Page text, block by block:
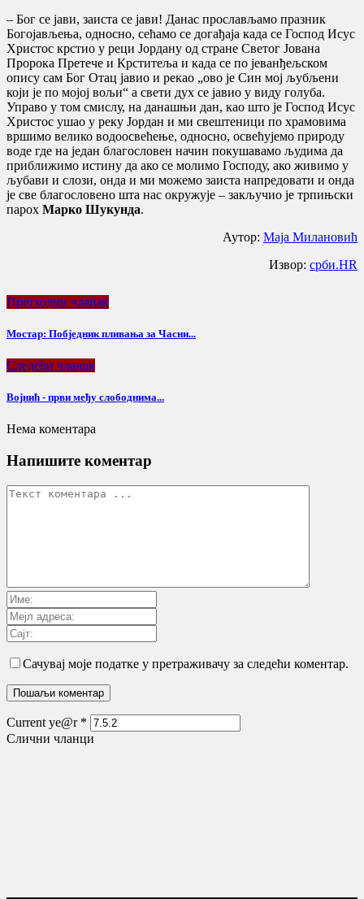
– Бог се јави, заиста се јави! Данас прослављамо празник
Богојављења, односно, сећамо се догађаја када се Господ Исус
Христос крстио у реци Јордану од стране Светог Јована
Пророка Претече и Крститеља и када се по јеванђељском
опису сам Бог Отац јавио и рекао „ово је Син мој љубљени
који је по мојој вољи“ а свети дух се јавио у виду голуба.
Управо у том смислу, на данашњи дан, као што је Господ Исус
Христос ушао у реку Јордан и ми свештеници по храмовима
вршимо велико водоосвећење, односно, освећујемо природу
воде где на један благословен начин покушавамо људима да
приближимо истину да ако се молимо Господу, ако живимо у
љубави и слози, онда и ми можемо заиста напредовати и онда
је све благословено шта нас окружује – закључио је трпињски
парох Марко Шукунда.
Аутор: Маја Милановић
Извор: срби.HR
Претходни чланак
Мостар: Побједник пливања за Часни...
Следећи чланак
Војнић - први међу слободнима...
Нема коментара
Напишите коментар
Сачувај моје податке у претраживачу за следећи коментар.
Current ye@r *
Слични чланци